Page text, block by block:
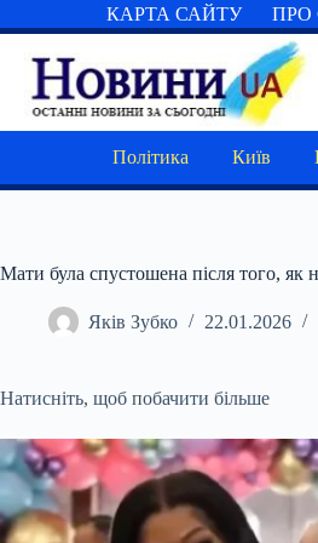
до
вмісту
КАРТА САЙТУ ПРО
Політика Київ
Мати була спустошена після того, як
Яків Зубко 22.01.2026
Натисніть, щоб побачити більше